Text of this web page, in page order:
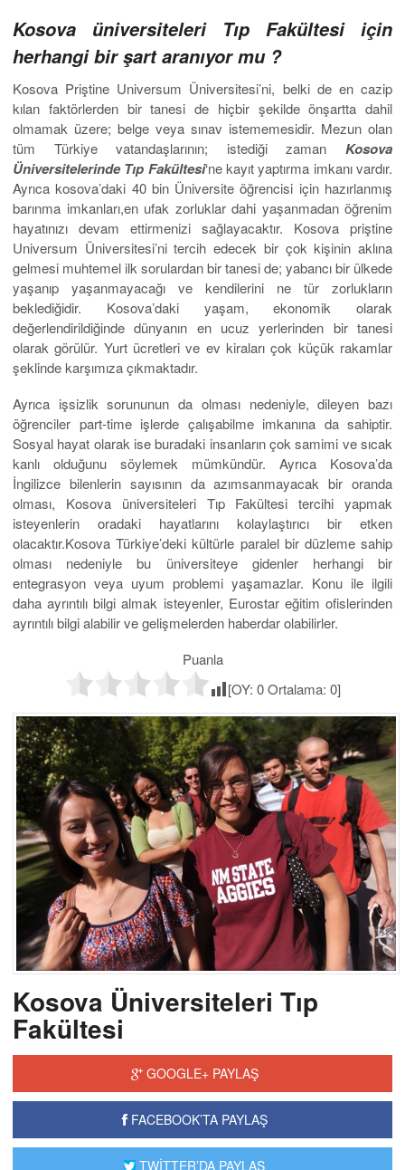
Kosova üniversiteleri Tıp Fakültesi için
herhangi bir şart aranıyor mu ?
Kosova Priştine Universum Üniversitesi’ni, belki de en cazip
kılan faktörlerden bir tanesi de hiçbir şekilde önşartta dahil
olmamak üzere; belge veya sınav istememesidir. Mezun olan
tüm Türkiye vatandaşlarının; istediği zaman Kosova
Üniversitelerinde Tıp Fakültesi‘ne kayıt yaptırma imkanı vardır.
Ayrıca kosova’daki 40 bin Üniversite öğrencisi için hazırlanmış
barınma imkanları,en ufak zorluklar dahi yaşanmadan öğrenim
hayatınızı devam ettirmenizi sağlayacaktır. Kosova priştine
Universum Üniversitesi’ni tercih edecek bir çok kişinin aklına
gelmesi muhtemel ilk sorulardan bir tanesi de; yabancı bir ülkede
yaşanıp yaşanmayacağı ve kendilerini ne tür zorlukların
beklediğidir. Kosova’daki yaşam, ekonomik olarak
değerlendirildiğinde dünyanın en ucuz yerlerinden bir tanesi
olarak görülür. Yurt ücretleri ve ev kiraları çok küçük rakamlar
şeklinde karşımıza çıkmaktadır.
Ayrıca işsizlik sorununun da olması nedeniyle, dileyen bazı
öğrenciler part-time işlerde çalışabilme imkanına da sahiptir.
Sosyal hayat olarak ise buradaki insanların çok samimi ve sıcak
kanlı olduğunu söylemek mümkündür. Ayrıca Kosova’da
İngilizce bilenlerin sayısının da azımsanmayacak bir oranda
olması, Kosova üniversiteleri Tıp Fakültesi tercihi yapmak
isteyenlerin oradaki hayatlarını kolaylaştırıcı bir etken
olacaktır.Kosova Türkiye’deki kültürle paralel bir düzleme sahip
olması nedeniyle bu üniversiteye gidenler herhangi bir
entegrasyon veya uyum problemi yaşamazlar. Konu ile ilgili
daha ayrıntılı bilgi almak isteyenler, Eurostar eğitim ofislerinden
ayrıntılı bilgi alabilir ve gelişmelerden haberdar olabilirler.
Puanla
[OY: 0Ortalama: 0]
Kosova Üniversiteleri Tıp
Fakültesi
GOOGLE+ PAYLAŞ
FACEBOOK’TA PAYLAŞ
TWİTTER’DA PAYLAŞ